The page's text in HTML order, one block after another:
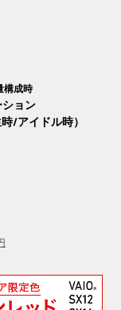
構成時
ョン
/アイドル時）